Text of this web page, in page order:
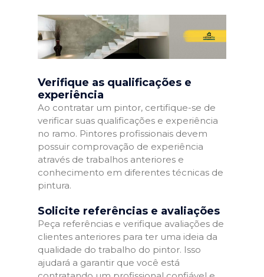
Verifique as qualificações e
experiência
Ao contratar um pintor, certifique-se de
verificar suas qualificações e experiência
no ramo. Pintores profissionais devem
possuir comprovação de experiência
através de trabalhos anteriores e
conhecimento em diferentes técnicas de
pintura.
Solicite referências e avaliações
Peça referências e verifique avaliações de
clientes anteriores para ter uma ideia da
qualidade do trabalho do pintor. Isso
ajudará a garantir que você está